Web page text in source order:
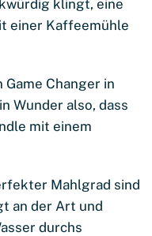
klingt, eine
einer Kaffeemühle
Changer in
Wunder also, dass
mit einem
Mahlgrad sind
an der Art und
durchs